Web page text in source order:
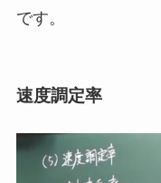
です。
速度調定率